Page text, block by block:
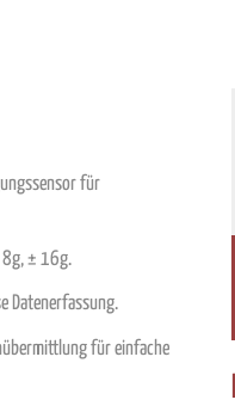
für
± 16g.
Datenerfassung.
für einfache